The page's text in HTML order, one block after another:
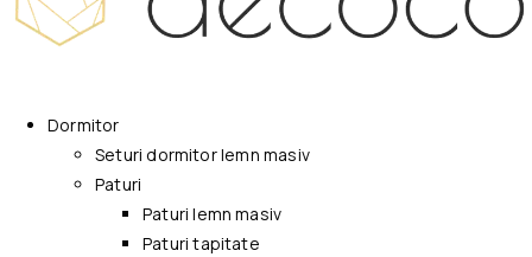
Dormitor
Seturi dormitor lemn masiv
Paturi
Paturi lemn masiv
Paturi tapitate